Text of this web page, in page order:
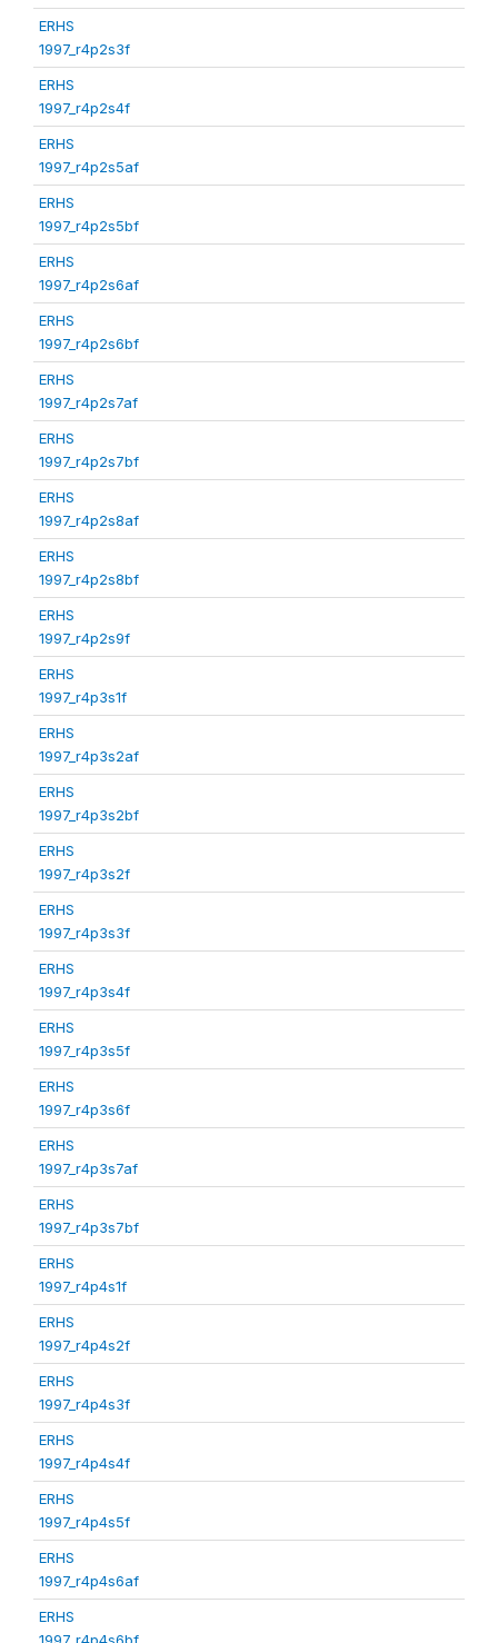
ERHS
1997_r4p2s3f
ERHS
1997_r4p2s4f
ERHS
1997_r4p2s5af
ERHS
1997_r4p2s5bf
ERHS
1997_r4p2s6af
ERHS
1997_r4p2s6bf
ERHS
1997_r4p2s7af
ERHS
1997_r4p2s7bf
ERHS
1997_r4p2s8af
ERHS
1997_r4p2s8bf
ERHS
1997_r4p2s9f
ERHS
1997_r4p3s1f
ERHS
1997_r4p3s2af
ERHS
1997_r4p3s2bf
ERHS
1997_r4p3s2f
ERHS
1997_r4p3s3f
ERHS
1997_r4p3s4f
ERHS
1997_r4p3s5f
ERHS
1997_r4p3s6f
ERHS
1997_r4p3s7af
ERHS
1997_r4p3s7bf
ERHS
1997_r4p4s1f
ERHS
1997_r4p4s2f
ERHS
1997_r4p4s3f
ERHS
1997_r4p4s4f
ERHS
1997_r4p4s5f
ERHS
1997_r4p4s6af
ERHS
1997_r4p4s6bf